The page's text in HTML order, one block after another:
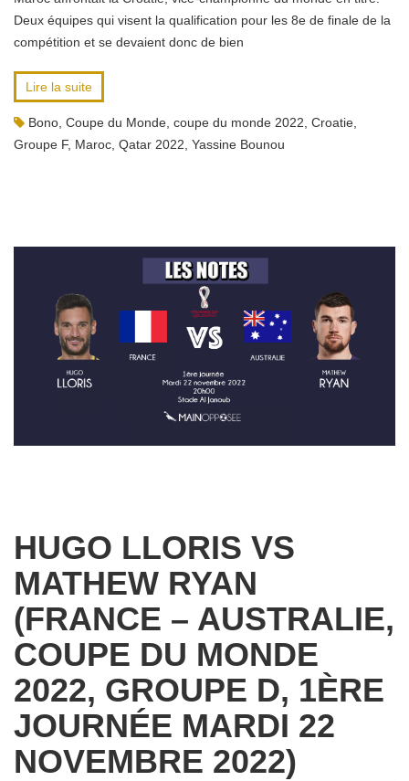
Deux équipes qui visent la qualification pour les 8e de finale de la
compétition et se devaient donc de bien
Lire la suite
Bono Coupe du Monde coupe du monde 2022 Croatie
Groupe F, Maroc Qatar 2022 Yassine Bounou
HUGO LLORIS VS
MATHEW RYAN
(FRANCE – AUSTRALIE,
COUPE DU MONDE
2022, GROUPE D, 1ÈRE
JOURNÉE MARDI 22
NOVEMBRE 2022)